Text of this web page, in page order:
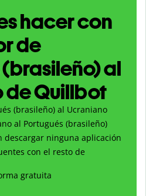
hacer con
de
al
de Quillbot
(brasileño) al Ucraniano
al Portugués (brasileño)
descargar ninguna aplicación
con el resto de
gratuita